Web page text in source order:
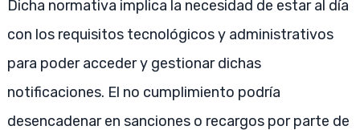
Dicha normativa implica la necesidad de estar al día
con los requisitos tecnológicos y administrativos
para poder acceder y gestionar dichas
notificaciones. El no cumplimiento podría
desencadenar en sanciones o recargos por parte de